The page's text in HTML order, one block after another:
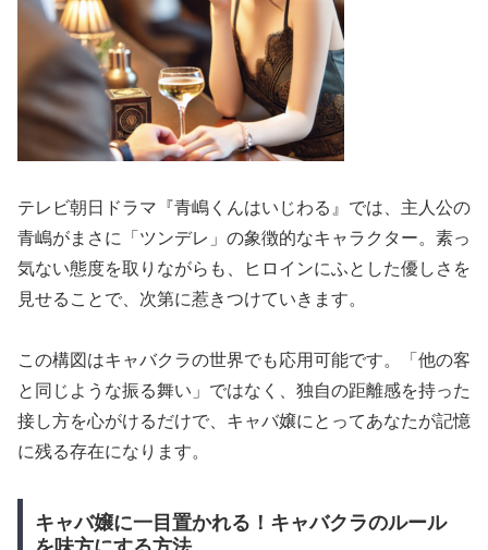
テレビ朝日ドラマ『青嶋くんはいじわる』では、主人公の
青嶋がまさに「ツンデレ」の象徴的なキャラクター。素っ
気ない態度を取りながらも、ヒロインにふとした優しさを
見せることで、次第に惹きつけていきます。
この構図はキャバクラの世界でも応用可能です。「他の客
と同じような振る舞い」ではなく、独自の距離感を持った
接し方を心がけるだけで、キャバ嬢にとってあなたが記憶
に残る存在になります。
キャバ嬢に一目置かれる！キャバクラのルール